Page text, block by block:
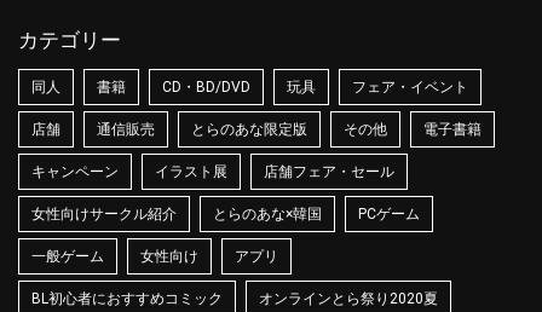
カテゴリー
同人 書籍 CD・BD/DVD 玩具 フェア・イベント
店舗 通信販売 とらのあな限定版 その他 電子書籍
キャンペーン イラスト展 店舗フェア・セール
女性向けサークル紹介 とらのあな×韓国 PCゲーム
一般ゲーム 女性向け アプリ
BL初心者におすすめコミック オンラインとら祭り2020夏